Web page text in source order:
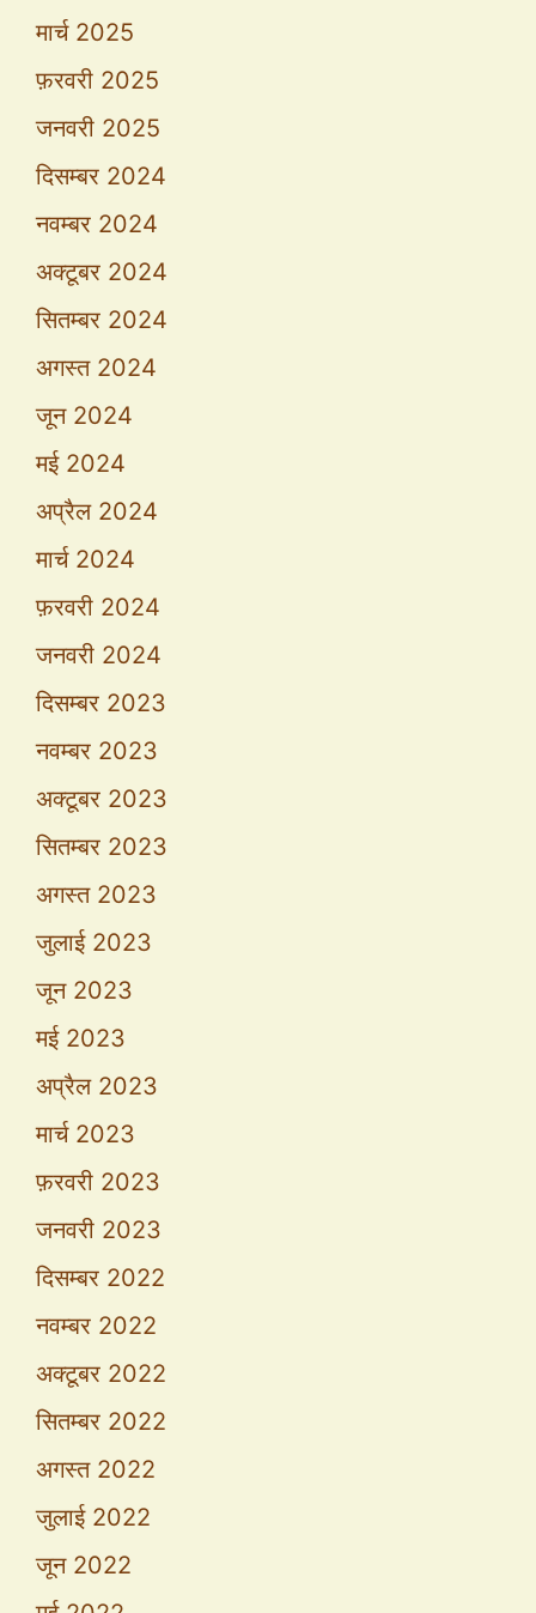
मार्च 2025
फ़रवरी 2025
जनवरी 2025
दिसम्बर 2024
नवम्बर 2024
अक्टूबर 2024
सितम्बर 2024
अगस्त 2024
जून 2024
मई 2024
अप्रैल 2024
मार्च 2024
फ़रवरी 2024
जनवरी 2024
दिसम्बर 2023
नवम्बर 2023
अक्टूबर 2023
सितम्बर 2023
अगस्त 2023
जुलाई 2023
जून 2023
मई 2023
अप्रैल 2023
मार्च 2023
फ़रवरी 2023
जनवरी 2023
दिसम्बर 2022
नवम्बर 2022
अक्टूबर 2022
सितम्बर 2022
अगस्त 2022
जुलाई 2022
जून 2022